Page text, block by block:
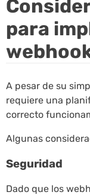
para
A pesar de su
requiere una
correcto
Algunas
Seguridad
Dado que los